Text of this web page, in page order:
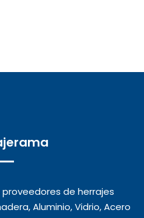
proveedores de herrajes
Aluminio, Vidrio, Acero